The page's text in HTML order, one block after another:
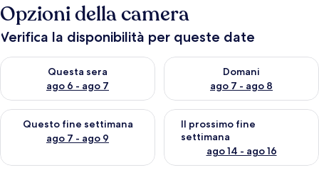
Opzioni della camera
Verifica la disponibilità per queste date
Questa sera
ago 6 - ago 7
Verifica la disponibilità per questa sera, ago 6 - ago 7
Domani
ago 7 - ago 8
Verifica la disponibilità per
Questo fine settimana
ago 7 - ago 9
Verifica la disponibilità per questo fine settimana, ago 7 - ago
Il prossimo fine
settimana
ago 14 - ago 16
Verifica la disponibilità per il